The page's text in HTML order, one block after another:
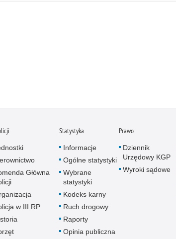
Główna
w III RP
Statystyka
Informacje
Ogólne statystyki
Wybrane
statystyki
Kodeks karny
Ruch drogowy
Raporty
Opinia publiczna
Prawo
Dziennik
Urzędowy KGP
Wyroki sądowe